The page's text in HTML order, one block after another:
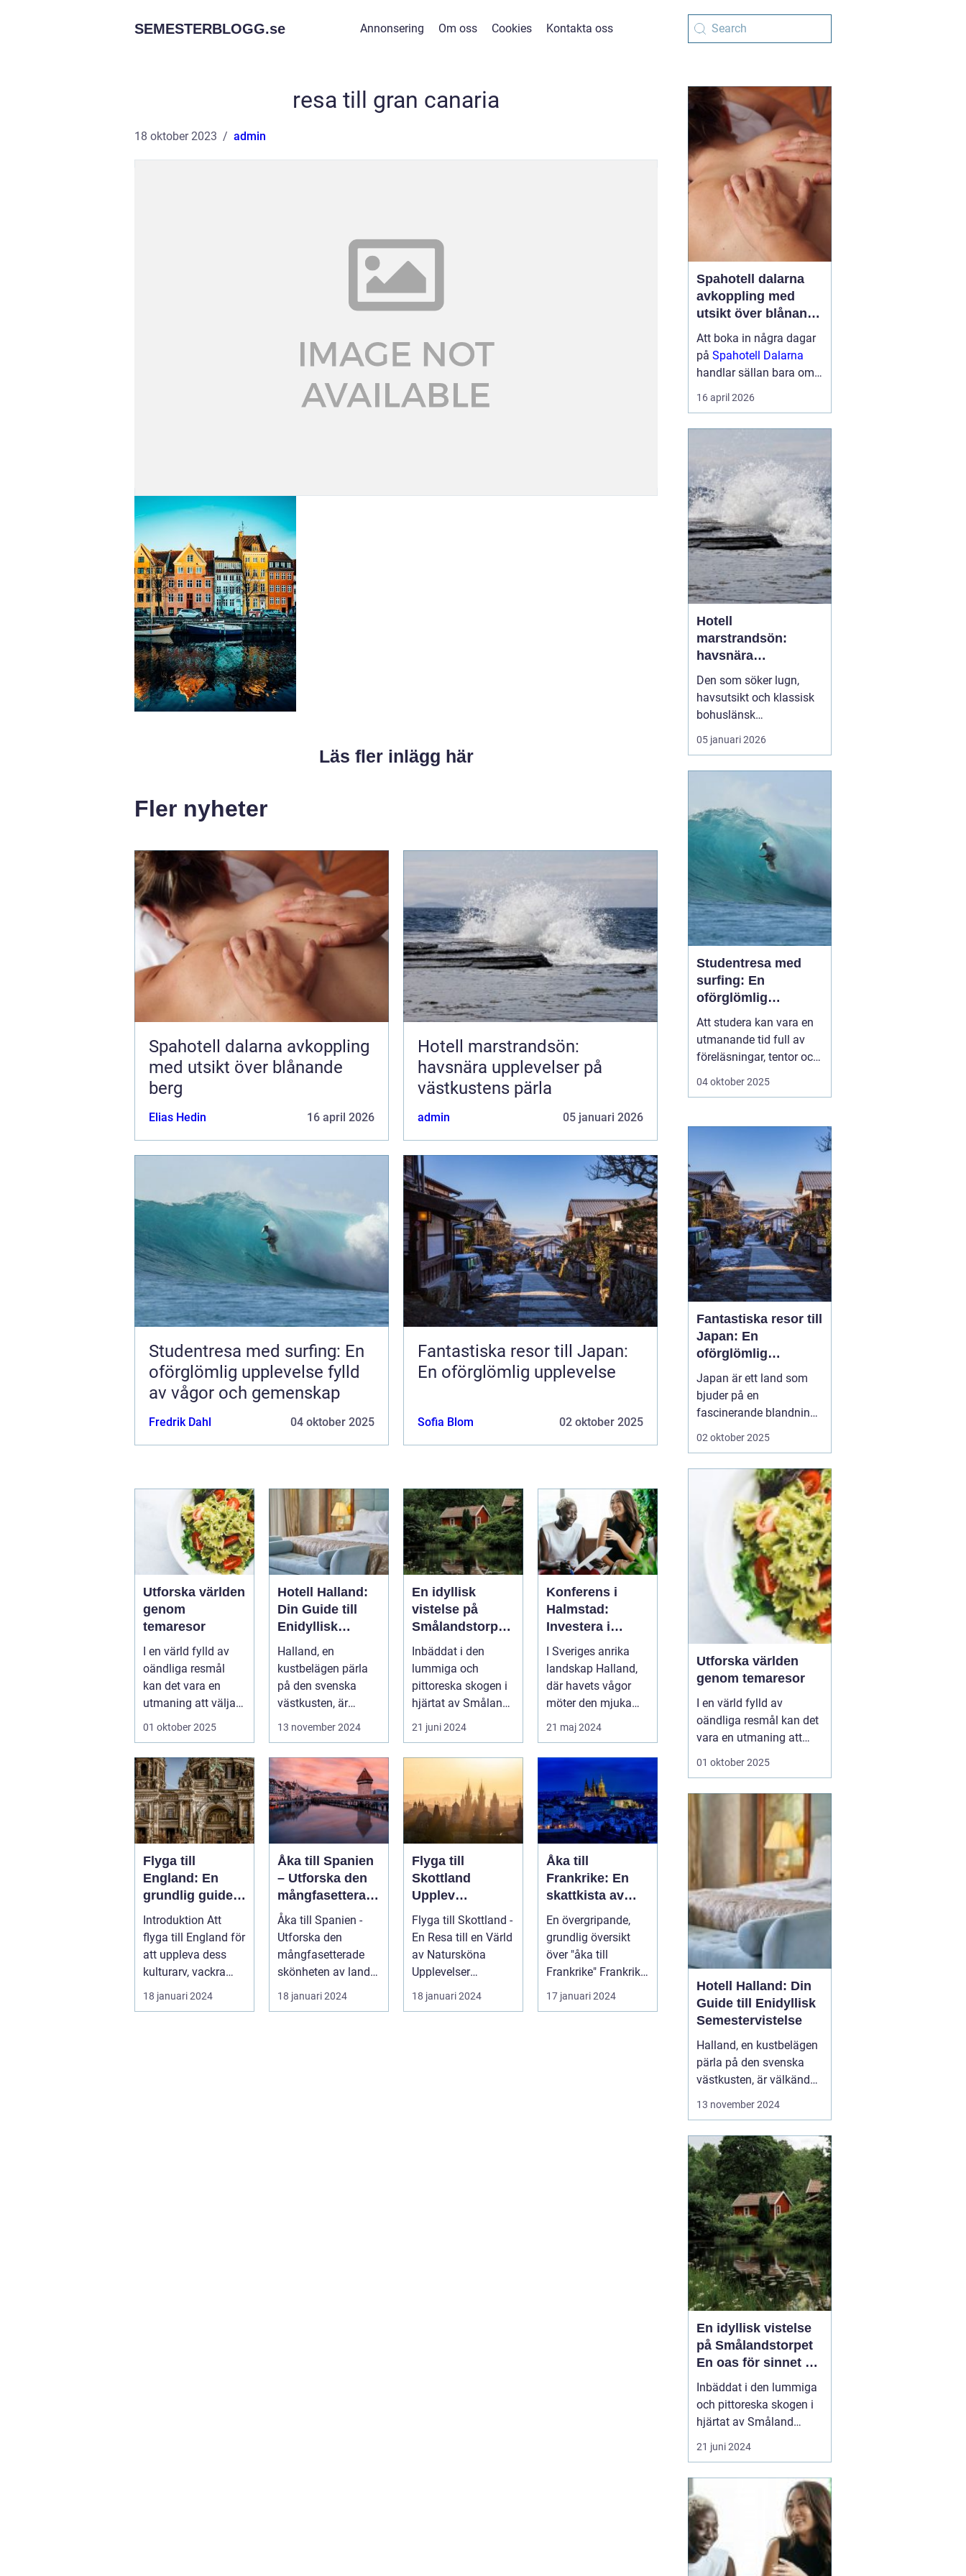
SEMESTERBLOGG.se Annonsering Om oss Cookies Kontakta oss
resa till gran canaria
18 oktober 2023 admin
Läs fler inlägg här
Fler nyheter
Spahotell dalarna avkoppling
med utsikt över blånande
berg
Elias Hedin 16 april 2026
Hotell marstrandsön:
havsnära upplevelser på
västkustens pärla
admin 05 januari 2026
Studentresa med surfing: En
oförglömlig upplevelse fylld
av vågor och gemenskap
Fredrik Dahl 04 oktober 2025
Fantastiska resor till Japan:
En oförglömlig upplevelse
Sofia Blom 02 oktober 2025
Utforska världen
genom
temaresor
I en värld fylld av
oändliga resmål
kan det vara en
utmaning att välja
rät...
01 oktober 2025
Hotell Halland:
Din Guide till
Enidyllisk
Semestervistels
e
Halland, en
kustbelägen pärla
på den svenska
västkusten, är
13 november 2024
En idyllisk
vistelse på
Smålandstorpet
En oas för
sinnet på
svenska
landsbygden
Inbäddat i den
lummiga och
pittoreska skogen i
hjärtat av Småland
påträffar besökaren
en pärla sälla...
21 juni 2024
Konferens i
Halmstad:
Investera i
inspiration och
effektivitet
I Sveriges anrika
landskap Halland,
där havets vågor
möter den mjuka
sandstranden, l...
21 maj 2024
Flyga till
England: En
grundlig guide
till resan
Introduktion Att
flyga till England för
att uppleva dess
kulturarv, vackra
landskap och
pulserande s...
18 januari 2024
Åka till Spanien
– Utforska den
mångfasetterad
e skönheten av
landet
Åka till Spanien -
Utforska den
mångfasetterade
skönheten av landet
Spanien, ett land
som inte bar...
18 januari 2024
Flyga till
Skottland
Upplev
Skönheten i det
Skotska
Landskapet
Flyga till Skottland -
En Resa till en Värld
av Natursköna
Upplevelser
Inledning:
Skottland, det my...
18 januari 2024
Åka till
Frankrike: En
skattkista av
kultur, mat och
historia
En övergripande,
grundlig översikt
över "åka till
Frankrike" Frankrike
är en destination
som ofta l...
17 januari 2024
Spahotell dalarna
avkoppling med
utsikt över blånande
berg
Att boka in några dagar
på Spahotell Dalarna
handlar sällan bara om
att få en massage eller
ta ett dopp i en varm
om naturen, tystnaden
och känslan av att kliva
åt sidan från...
16 april 2026
Hotell
marstrandsön:
havsnära
upplevelser på
västkustens pärla
Den som söker lugn,
havsutsikt och klassisk
bohuslänsk
skärgårdsmiljö hamnar
förr eller senare på
pulserande sommarliv.
För många...
05 januari 2026
Studentresa med
surfing: En
oförglömlig
upplevelse fylld av
vågor och
gemenskap
Att studera kan vara en
utmanande tid full av
föreläsningar, tentor och
den ständiga pressen att
själv en paus och ladda
batterierna. Vad kan då
04 oktober 2025
Fantastiska resor till
Japan: En
oförglömlig
upplevelse
Japan är ett land som
bjuder på en
fascinerande blandning
av gamla traditioner och
Japan resor ett...
02 oktober 2025
Utforska världen
genom temaresor
I en värld fylld av
oändliga resmål kan det
vara en utmaning att
välja rätt upplevelse.
de vill skapa minnen och
fördjupa sina kunskaper
01 oktober 2025
Hotell Halland: Din
Guide till Enidyllisk
Semestervistelse
Halland, en kustbelägen
pärla på den svenska
västkusten, är välkänd
för sina praktfulla
stressfria
spaanläggningar till
familjevänliga seme...
13 november 2024
En idyllisk vistelse
på Smålandstorpet
En oas för sinnet på
svenska
landsbygden
Inbäddat i den lummiga
och pittoreska skogen i
hjärtat av Småland
påträffar besökaren en
pärla sällan skådad
det ögonblick däck rullar
över grusets knaster vid
grusvägens slut är stress
och stadens brus som
bortblåsta. Skogsgårde...
21 juni 2024